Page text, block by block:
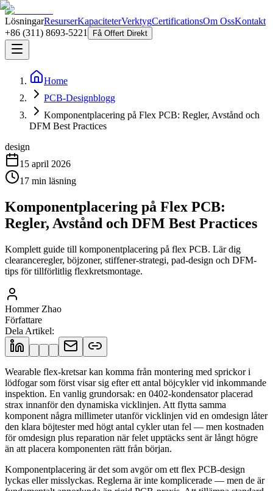
LösningarResurserKapaciteterVerktygCertificationsOm OssKontakt
+86 (311) 8693-5221
Få Offert Direkt
Home
PCB-Designblogg
Komponentplacering på Flex PCB: Regler, Avstånd och
DFM Best Practices
design
15 april 2026
17 min läsning
Komponentplacering på Flex PCB:
Regler, Avstånd och DFM Best Practices
Komplett guide till komponentplacering på flex PCB. Lär dig
clearanceregler, böjzoner, stiffener-strategi, pad-design och DFM-
tips för tillförlitlig flexkretsmontage.
Hommer Zhao
Författare
Dela Artikel:
Wearable flex-kretsar kan komma från montering med sprickor i
lödfogar som först visar sig efter ett antal böjcykler vid inkommande
inspektion. En vanlig grundorsak: en 0402-kondensator placerad
strax innanför den dynamiska vicklinjen. Att flytta samma
komponent några millimeter utanför vicklinjen vid en omdesign låter
den klara böjtester med högt antal cykler utan fel — men kostnaden
för omdesign plus reparation när felet upptäcks sent är långt högre
än att placera komponenten rätt från början.
Komponentplacering är det som avgör om ett flex PCB-design
lyckas eller misslyckas. Reglerna är inte komplicerade — men de är